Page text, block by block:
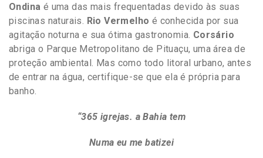
Ondina é uma das mais frequentadas devido às suas
piscinas naturais. Rio Vermelho é conhecida por sua
agitação noturna e sua ótima gastronomia. Corsário
abriga o Parque Metropolitano de Pituaçu, uma área de
proteção ambiental. Mas como todo litoral urbano, antes
de entrar na água, certifique-se que ela é própria para
banho.
“365 igrejas. a Bahia tem
Numa eu me batizei